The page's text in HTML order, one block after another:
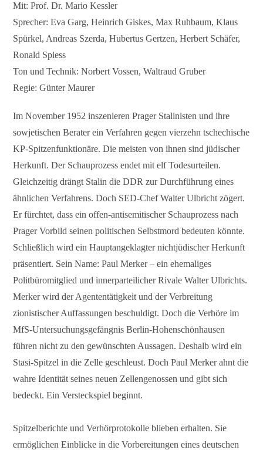
Mit: Prof. Dr. Mario Kessler
Sprecher: Eva Garg, Heinrich Giskes, Max Ruhbaum, Klaus
Spürkel, Andreas Szerda, Hubertus Gertzen, Herbert Schäfer,
Ronald Spiess
Ton und Technik: Norbert Vossen, Waltraud Gruber
Regie: Günter Maurer
Im November 1952 inszenieren Prager Stalinisten und ihre
sowjetischen Berater ein Verfahren gegen vierzehn tschechische
KP-Spitzenfunktionäre. Die meisten von ihnen sind jüdischer
Herkunft. Der Schauprozess endet mit elf Todesurteilen.
Gleichzeitig drängt Stalin die DDR zur Durchführung eines
ähnlichen Verfahrens. Doch SED-Chef Walter Ulbricht zögert.
Er fürchtet, dass ein offen-antisemitischer Schauprozess nach
Prager Vorbild seinen politischen Selbstmord bedeuten könnte.
Schließlich wird ein Hauptangeklagter nichtjüdischer Herkunft
präsentiert. Sein Name: Paul Merker – ein ehemaliges
Politbüromitglied und innerparteilicher Rivale Walter Ulbrichts.
Merker wird der Agententätigkeit und der Verbreitung
zionistischer Auffassungen beschuldigt. Doch die Verhöre im
MfS-Untersuchungsgefängnis Berlin-Hohenschönhausen
führen nicht zu den gewünschten Aussagen. Deshalb wird ein
Stasi-Spitzel in die Zelle geschleust. Doch Paul Merker ahnt die
wahre Identität seines neuen Zellengenossen und gibt sich
bedeckt. Ein Versteckspiel beginnt.
Spitzelberichte und Verhörprotokolle blieben erhalten. Sie
ermöglichen Einblicke in die Vorbereitungen eines deutschen